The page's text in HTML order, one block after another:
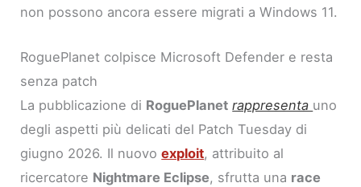
non possono ancora essere migrati a Windows 11.
RoguePlanet colpisce Microsoft Defender e resta
senza patch
La pubblicazione di RoguePlanet rappresenta uno
degli aspetti più delicati del Patch Tuesday di
giugno 2026. Il nuovoexploit, attribuito al
ricercatore Nightmare Eclipse, sfrutta una race